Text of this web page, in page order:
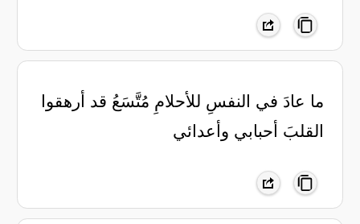
‏ما عادَ في النفسِ للأحلامِ مُتَّسَعُ قد أرهقوا
القلبَ أحبابي وأعدائي